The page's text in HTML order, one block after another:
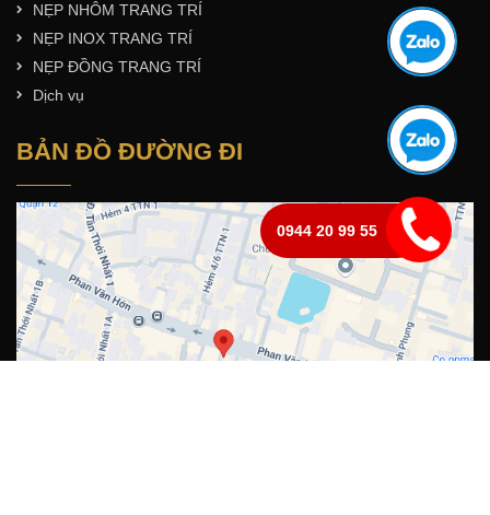
NẸP NHÔM TRANG TRÍ
NẸP INOX TRANG TRÍ
NẸP ĐỒNG TRANG TRÍ
Dịch vụ
BẢN ĐỒ ĐƯỜNG ĐI
0944 20 99 55